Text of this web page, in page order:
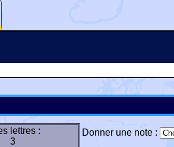
lettres :
3
Donner une note :